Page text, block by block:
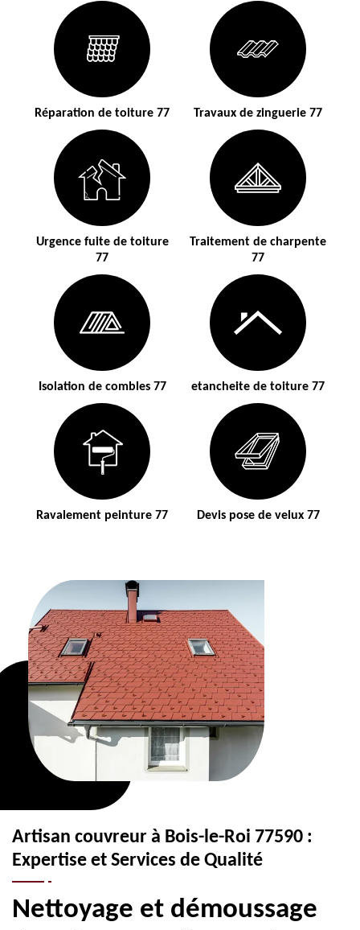
Réparation de toiture 77 Travaux de zinguerie 77
Urgence fuite de toiture
77
Traitement de charpente
77
Isolation de combles 77 etancheite de toiture 77
Ravalement peinture 77 Devis pose de velux 77
Artisan couvreur à Bois-le-Roi 77590 :
Expertise et Services de Qualité
Nettoyage et démoussage